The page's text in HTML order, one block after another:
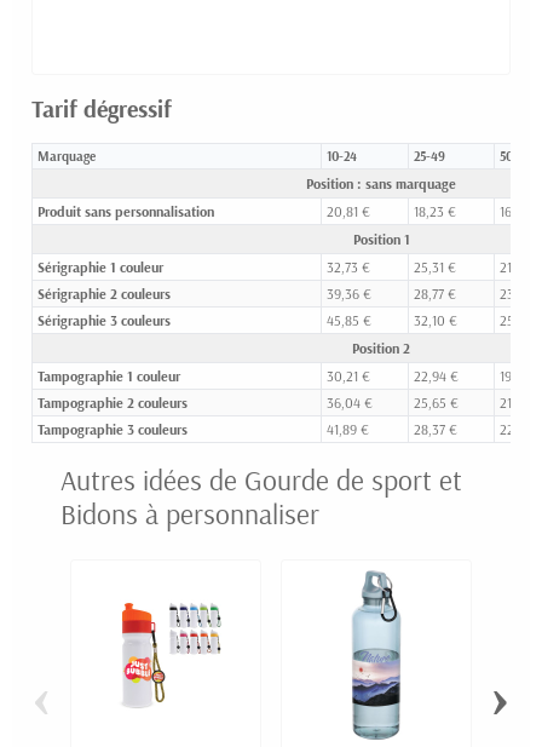
Tarif dégressif
Marquage 10-24 25-49 50-99
Position : sans marquage
Produit sans personnalisation
20,81 € 18,23 €
16,70 €
Position 1
Sérigraphie 1 couleur
32,73 € 25,31 €
21,18 €
Sérigraphie 2 couleurs
39,36 € 28,77 €
23,24
Sérigraphie 3 couleurs
45,85 € 32,10 €
25,40
Position 2
Tampographie 1 couleur
30,21 € 22,94 €
19,74 €
Tampographie 2 couleurs
36,04 € 25,65 €
21,31 €
Tampographie 3 couleurs
41,89 € 28,37 € 22,82
Autres idées de Gourde de sport et
Bidons à personnaliser
‹ ›